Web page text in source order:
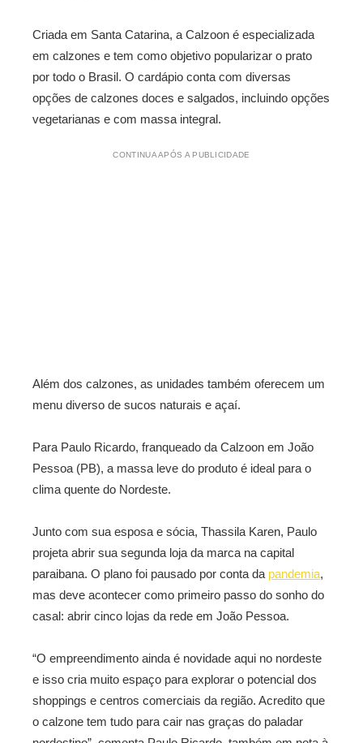
Criada em Santa Catarina, a Calzoon é especializada
em calzones e tem como objetivo popularizar o prato
por todo o Brasil. O cardápio conta com diversas
opções de calzones doces e salgados, incluindo opções
vegetarianas e com massa integral.
CONTINUA APÓS A PUBLICIDADE
Além dos calzones, as unidades também oferecem um
menu diverso de sucos naturais e açaí.
Para Paulo Ricardo, franqueado da Calzoon em João
Pessoa (PB), a massa leve do produto é ideal para o
clima quente do Nordeste.
Junto com sua esposa e sócia, Thassila Karen, Paulo
projeta abrir sua segunda loja da marca na capital
paraibana. O plano foi pausado por conta da pandemia,
mas deve acontecer como primeiro passo do sonho do
casal: abrir cinco lojas da rede em João Pessoa.
“O empreendimento ainda é novidade aqui no nordeste
e isso cria muito espaço para explorar o potencial dos
shoppings e centros comerciais da região. Acredito que
o calzone tem tudo para cair nas graças do paladar